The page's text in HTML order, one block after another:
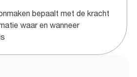
bepaalt met de kracht
waar en wanneer